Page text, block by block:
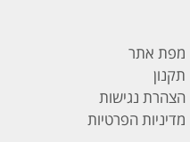
מפת אתר
תקנון
הצהרת נגישות
מדיניות הפרטיות